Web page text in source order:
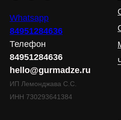
Whatsapp
84951284636
Телефон
84951284636
hello@gurmadze.ru
ИП Лемонджава С.С.
ИНН 730293641384